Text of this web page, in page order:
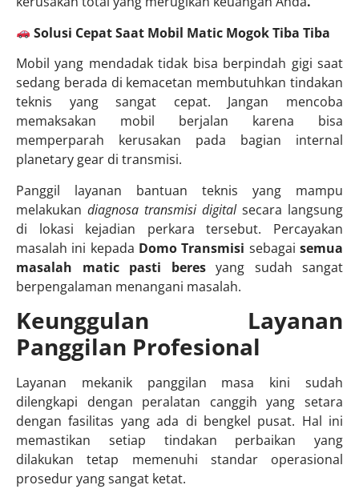
Solusi Cepat Saat Mobil Matic Mogok Tiba Tiba
Mobil yang mendadak tidak bisa berpindah gigi saat
sedang berada di kemacetan membutuhkan tindakan
teknis yang sangat cepat. Jangan mencoba
memaksakan mobil berjalan karena bisa
memperparah kerusakan pada bagian internal
planetary gear di transmisi.
Panggil layanan bantuan teknis yang mampu
melakukan diagnosa transmisi digitalsecara langsung
di lokasi kejadian perkara tersebut. Percayakan
masalah ini kepada Domo Transmisi sebagaisemua
masalah matic pasti beresyang sudah sangat
berpengalaman menangani masalah.
Keunggulan Layanan
Panggilan Profesional
Layanan mekanik panggilan masa kini sudah
dilengkapi dengan peralatan canggih yang setara
dengan fasilitas yang ada di bengkel pusat. Hal ini
memastikan setiap tindakan perbaikan yang
dilakukan tetap memenuhi standar operasional
prosedur yang sangat ketat.